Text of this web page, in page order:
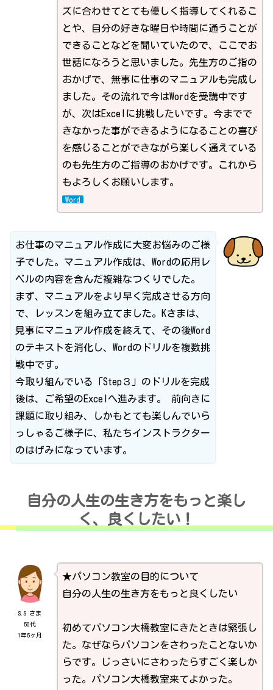
ズに合わせてとても優しく指導してくれるこ
とや、自分の好きな曜日や時間に通うことが
できることなどを聞いていたので、ここでお
世話になろうと思いました。先生方のご指の
おかげで、無事に仕事のマニュアルも完成し
ました。その流れで今はWordを受講中です
が、次はExcelに挑戦したいです。今までで
きなかった事ができるようになることの喜び
を感じることができながら楽しく通えている
のも先生方のご指導のおかげです。これから
もよろしくお願いします。
Word
お仕事のマニュアル作成に大変お悩みのご様
子でした。マニュアル作成は、Wordの応用レ
ベルの内容を含んだ複雑なつくりでした。
まず、マニュアルをより早く完成させる方向
で、レッスンを組み立てました。Kさまは、
見事にマニュアル作成を終えて、その後Word
のテキストを消化し、Wordのドリルを複数挑
戦中です。
今取り組んでいる「Step３」のドリルを完成
後は、ご希望のExcelへ進みます。 前向きに
課題に取り組み、しかもとても楽しんでいら
っしゃるご様子に、私たちインストラクター
のはげみになっています。
自分の人生の生き方をもっと楽し
く、良くしたい！
S.S さま
50代
1年5ヶ月
★パソコン教室の目的について
自分の人生の生き方をもっと良くしたい
初めてパソコン大橋教室にきたときは緊張し
た。なぜならパソコンをさわったことないか
らです。じっさいにさわったらすごく楽しか
った。パソコン大橋教室来てよかった。